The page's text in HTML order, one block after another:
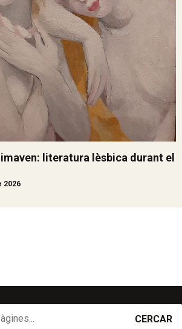
literatura lèsbica durant el
2026
CERCAR